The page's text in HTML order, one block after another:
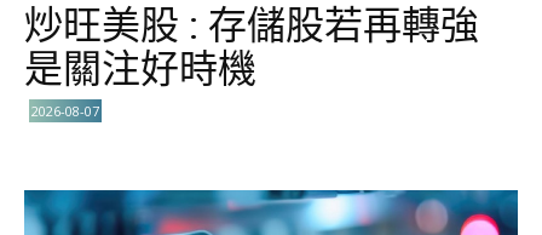
炒旺美股 : 存儲股若再轉強
是關注好時機
2026-08-07